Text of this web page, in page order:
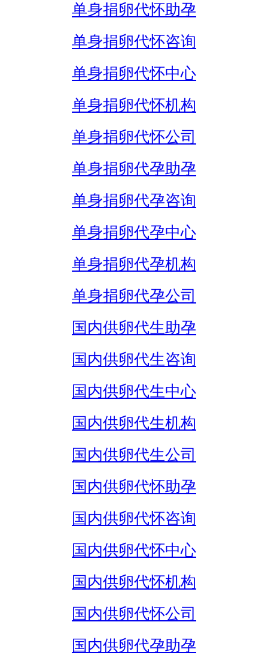
单身捐卵代怀助孕
单身捐卵代怀咨询
单身捐卵代怀中心
单身捐卵代怀机构
单身捐卵代怀公司
单身捐卵代孕助孕
单身捐卵代孕咨询
单身捐卵代孕中心
单身捐卵代孕机构
单身捐卵代孕公司
国内供卵代生助孕
国内供卵代生咨询
国内供卵代生中心
国内供卵代生机构
国内供卵代生公司
国内供卵代怀助孕
国内供卵代怀咨询
国内供卵代怀中心
国内供卵代怀机构
国内供卵代怀公司
国内供卵代孕助孕